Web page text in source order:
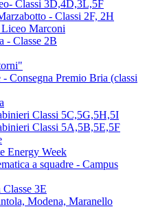
Classi 3D,4D,3L,5F
- Classi 2F, 2H
Marconi
- Classe 2B
Consegna Premio Bria (classi
Classi 5C,5G,5H,5I
Classi 5A,5B,5E,5F
Energy Week
a squadre - Campus
3E
Modena, Maranello